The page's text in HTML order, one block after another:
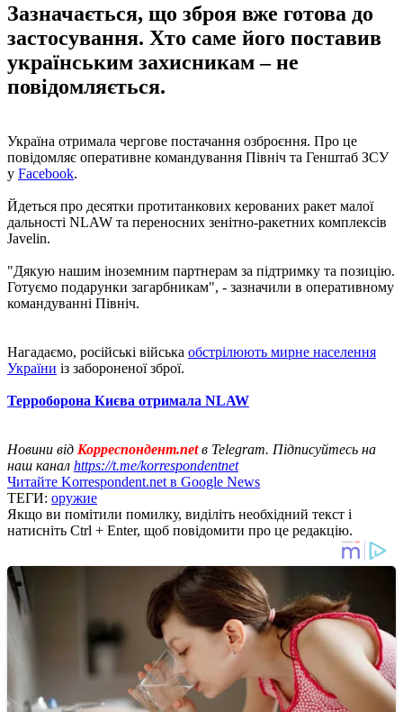
Зазначається, що зброя вже готова до
застосування. Хто саме його поставив
українським захисникам – не
повідомляється.
Україна отримала чергове постачання озброєння. Про це
повідомляє оперативне командування Північ та Генштаб ЗСУ
у Facebook.
Йдеться про десятки протитанкових керованих ракет малої
дальності NLAW та переносних зенітно-ракетних комплексів
Javelin.
"Дякую нашим іноземним партнерам за підтримку та позицію.
Готуємо подарунки загарбникам", - зазначили в оперативному
командуванні Північ.
Нагадаємо, російські війська обстрілюють мирне населення
України із забороненої зброї.
Терроборона Києва отримала NLAW
Новини від Корреспондент.netв Telegram. Підписуйтесь на
наш канал https://t.me/korrespondentnet
Читайте Korrespondent.net в Google News
ТЕГИ: оружие
Якщо ви помітили помилку, виділіть необхідний текст і
натисніть Ctrl + Enter, щоб повідомити про це редакцію.